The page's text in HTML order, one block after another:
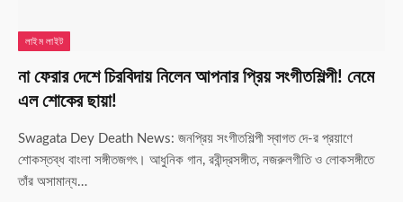
লাইম লাইট
না ফেরার দেশে চিরবিদায় নিলেন আপনার প্রিয় সংগীতশিল্পী! নেমে
এল শোকের ছায়া!
Swagata Dey Death News: জনপ্রিয় সংগীতশিল্পী স্বাগত দে-র প্রয়াণে
শোকস্তব্ধ বাংলা সঙ্গীতজগৎ। আধুনিক গান, রবীন্দ্রসঙ্গীত, নজরুলগীতি ও লোকসঙ্গীতে
তাঁর অসামান্য…